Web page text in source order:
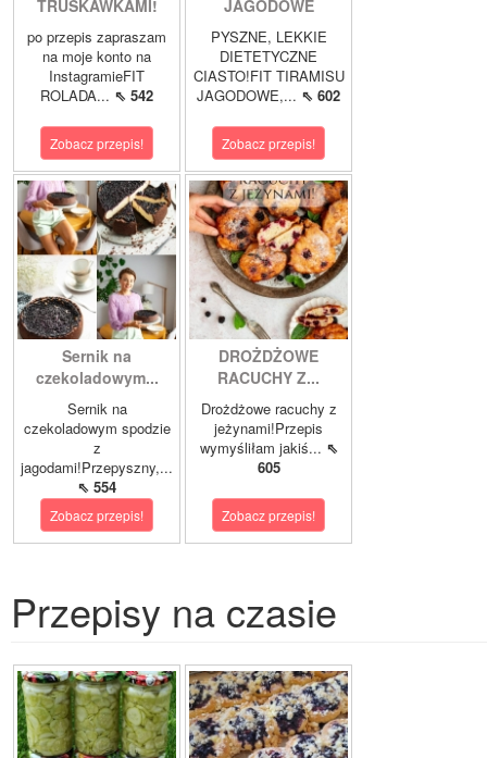
TRUSKAWKAMI!
po przepis zapraszam
na moje konto na
InstagramieFIT
ROLADA... ⇖ 542
Zobacz przepis!
JAGODOWE
PYSZNE, LEKKIE
DIETETYCZNE
CIASTO!FIT TIRAMISU
JAGODOWE,... ⇖ 602
Zobacz przepis!
Sernik na
czekoladowym...
Sernik na
czekoladowym spodzie
z
jagodami!Przepyszny,...
⇖ 554
Zobacz przepis!
DROŻDŻOWE
RACUCHY Z...
Drożdżowe racuchy z
jeżynami!Przepis
wymyśliłam jakiś... ⇖
605
Zobacz przepis!
Przepisy na czasie